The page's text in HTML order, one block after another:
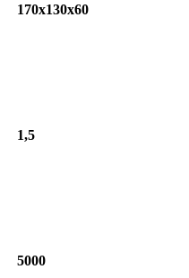
170х130х60
1,5
5000